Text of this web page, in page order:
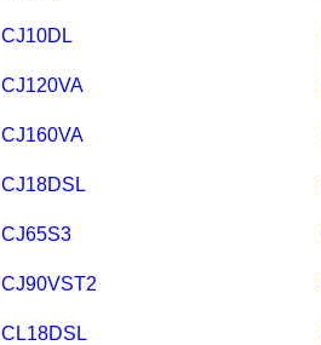
CJ10DL
CJ120VA
CJ160VA
CJ18DSL
CJ65S3
CJ90VST2
CL18DSL